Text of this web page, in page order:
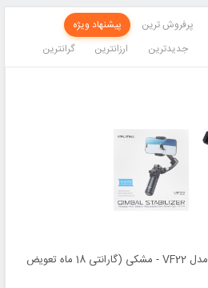
پرفروش ترین
پیشنهاد ویژه
جدیدترین ارزانترین گرانترین
گیمبایل استبیلایزر VIPLATINA مدل VF22 - مشکی (گارانتی 18 ماه تعویض